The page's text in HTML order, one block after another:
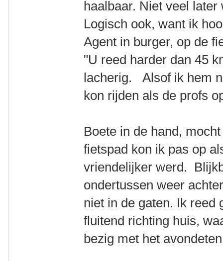
haalbaar. Niet veel
Logisch ook, want ik
Agent in burger, op de
"U reed harder dan 45
lacherig. Alsof ik hem
kon rijden als de profs
Boete in de hand,
fietspad kon ik pas op
vriendelijker werd.
ondertussen weer
niet in de gaten. Ik reed
fluitend richting huis,
bezig met het